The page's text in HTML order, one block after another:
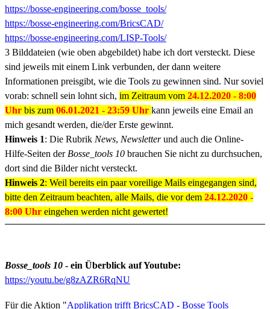
https://bosse-engineering.com/bosse_tools/
https://bosse-engineering.com/BricsCAD/
https://bosse-engineering.com/LISP-Tools/
3 Bilddateien (wie oben abgebildet) habe ich dort versteckt. Diese
sind jeweils mit einem Link verbunden, der dann weitere
Informationen preisgibt, wie die Tools zu gewinnen sind. Nur soviel
vorab: schnell sein lohnt sich, im Zeitraum vom 24.12.2020 - 8:00
Uhr bis zum 06.01.2021 - 23:59 Uhr kann jeweils eine Email an
mich gesandt werden, die/der Erste gewinnt.
Hinweis 1: Die Rubrik News, Newsletterund auch die Online-
Hilfe-Seiten derBosse_tools 10 brauchen Sie nicht zu durchsuchen,
dort sind die Bilder nicht versteckt.
Hinweis 2: Weil bereits ein paar voreilige Mails eingegangen sind,
bitte den Zeitraum beachten, alle Mails, die vor dem 24.12.2020 -
8:00 Uhr eingehen werden nicht gewertet!
Bosse_tools 10 - ein Überblick auf Youtube:
https://youtu.be/g8zAZR6RqNU
Für die Aktion "Applikation trifft BricsCAD - Bosse Tools